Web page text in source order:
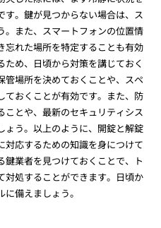
す。鍵が見つからない場合は、ス
。また、スマートフォンの位置情
忘れた場所を特定することも有効
め、日頃から対策を講じておく
管場所を決めておくことや、スペ
ておくことが有効です。また、防
ことや、最新のセキュリティシス
ょう。以上のように、開錠と解錠
対応するための知識を身につけて
業者を見つけておくことで、ト
対処することができます。日頃か
備えましょう。